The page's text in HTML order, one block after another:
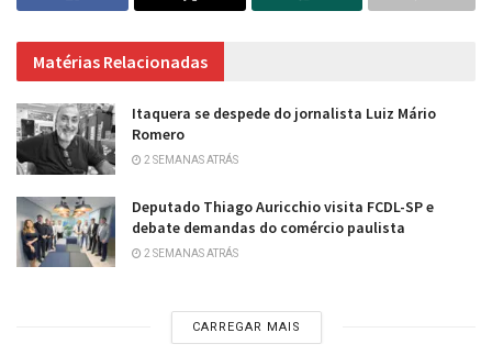
Matérias Relacionadas
Itaquera se despede do jornalista Luiz Mário
Romero
2 SEMANAS ATRÁS
Deputado Thiago Auricchio visita FCDL-SP e
debate demandas do comércio paulista
2 SEMANAS ATRÁS
CARREGAR MAIS